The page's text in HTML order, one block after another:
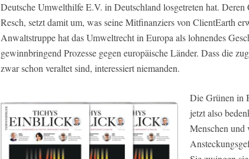
Deutsche Umwelthilfe E.V. in Deutschland losgetreten hat.
Resch, setzt damit um, was seine Mitfinanziers von ClientEarth
Anwaltstruppe hat das Umweltrecht in Europa als lohnendes
gewinnbringend Prozesse gegen europäische Länder. Dass die
zwar schon veraltet sind, interessiert niemanden.
Die Grünen in
jetzt also
Menschen und